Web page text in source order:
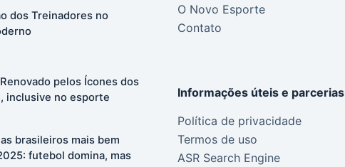
dos Treinadores no
pelos Ícones dos
inclusive no esporte
brasileiros mais bem
futebol domina, mas
O Novo Esporte
Contato
Informações úteis e parcerias
Política de privacidade
Termos de uso
ASR Search Engine